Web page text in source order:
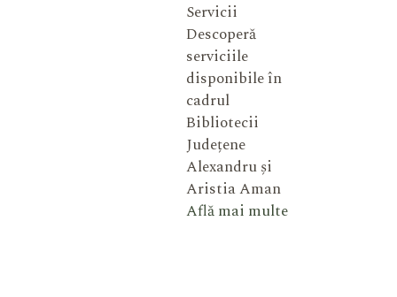
Servicii
Descoperă
serviciile
disponibile în
cadrul
Bibliotecii
Județene
Alexandru și
Aristia Aman
Află mai multe